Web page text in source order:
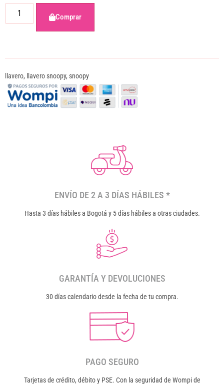
Comprar
llavero, llavero snoopy, snoopy
ENVÍO DE 2 A 3 DÍAS HÁBILES *
Hasta 3 días hábiles a Bogotá y 5 días hábiles a otras ciudades.
GARANTÍA Y DEVOLUCIONES
30 días calendario desde la fecha de tu compra.
PAGO SEGURO
Tarjetas de crédito, débito y PSE. Con la seguridad de Wompi de